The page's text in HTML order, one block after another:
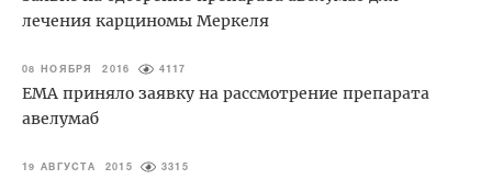
лечения карциномы Меркеля
08 НОЯБРЯ 2016 4117
ЕМА приняло заявку на рассмотрение препарата
авелумаб
19 АВГУСТА 2015 3315